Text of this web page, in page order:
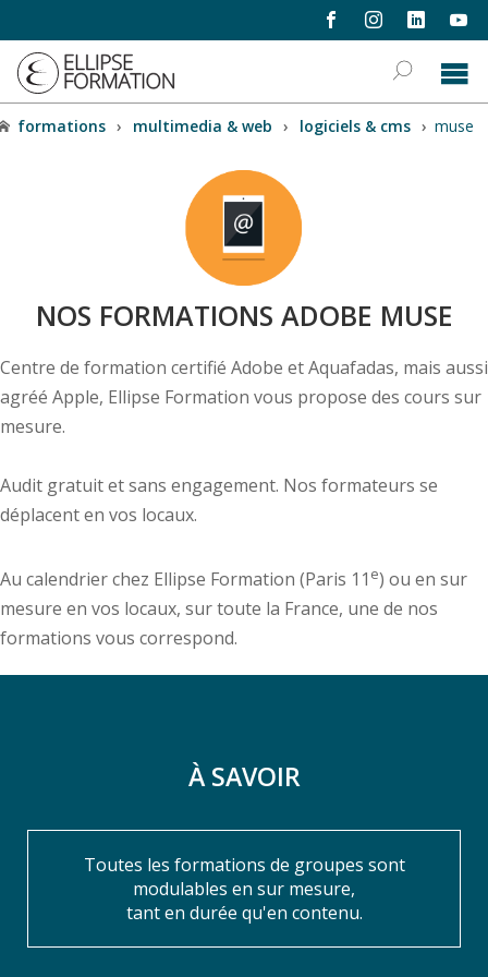
formations › multimedia & web › logiciels & cms › muse
NOS FORMATIONS ADOBE MUSE
Centre de formation certifié Adobe et Aquafadas, mais aussi
agréé Apple, Ellipse Formation vous propose des cours sur
mesure.
Audit gratuit et sans engagement. Nos formateurs se
déplacent en vos locaux.
Au calendrier chez Ellipse Formation (Paris 11 e) ou en sur
mesure en vos locaux, sur toute la France, une de nos
formations vous correspond.
À SAVOIR
Toutes les formations de groupes sont
modulables en sur mesure,
tant en durée qu'en contenu.